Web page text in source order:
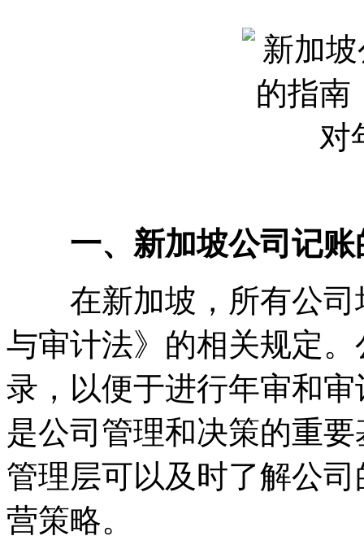
一、新加坡公司记账
在新加坡，所有公司
与审计法》的相关规定
录，以便于进行年审和
是公司管理和决策的重
管理层可以及时了解公
营策略。